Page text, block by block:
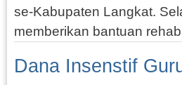
se-Kabupaten Langkat.
memberikan bantuan
Dana Insenstif